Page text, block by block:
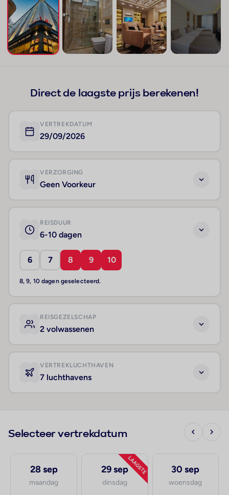
Direct de laagste prijs berekenen!
VERTREKDATUM
29/09/2026
VERZORGING
Geen Voorkeur
REISDUUR
6-10 dagen
6 7 8 9 10
8, 9, 10 dagen geselecteerd.
REISGEZELSCHAP
2 volwassenen
VERTREKLUCHTHAVEN
7 luchthavens
Selecteer vertrekdatum
28 sep
maandag
LAAGSTE
29 sep
dinsdag
30 sep
woensdag